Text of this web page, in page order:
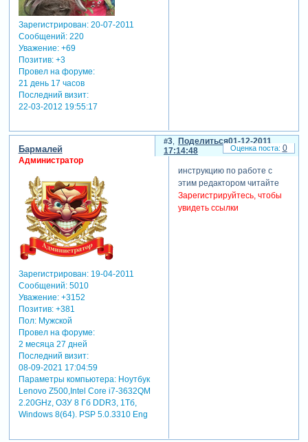
Зарегистрирован: 20-07-2011
Сообщений:220
Уважение: +69
Позитив: +3
Провел на форуме:
21 день 17 часов
Последний визит:
22-03-2012 19:55:17
Поделиться
3
01-12-2011
17:14:48
Бармалей
Администратор
Зарегистрирован: 19-04-2011
Сообщений:5010
Уважение: +3152
Позитив: +381
Пол:Мужской
Провел на форуме:
2 месяца 27 дней
Последний визит:
08-09-2021 17:04:59
Параметры компьютера:Ноутбук
Lenovo Z500,Intel Core i7-3632QM
2.20GHz, ОЗУ 8 Гб DDR3, 1Тб,
Windows 8(64). PSP 5.0.3310 Eng
инструкцию по работе с
этим редактором читайте
Зарегистрируйтесь, чтобы
увидеть ссылки
0